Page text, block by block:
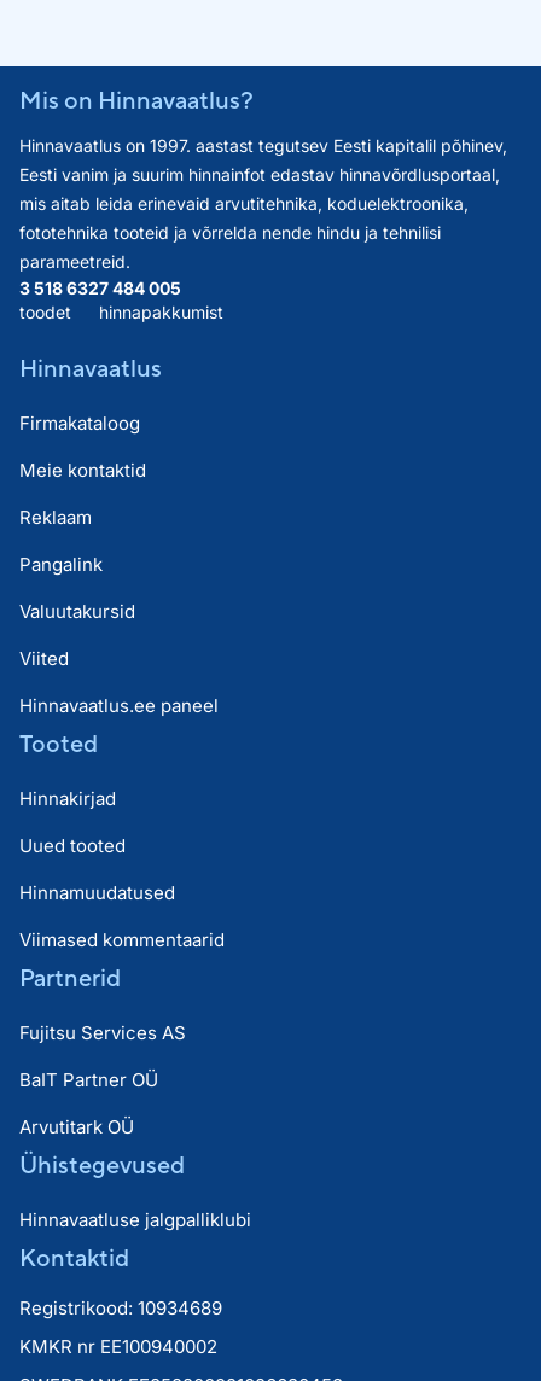
Mis on Hinnavaatlus?
Hinnavaatlus on 1997. aastast tegutsev Eesti kapitalil põhinev,
Eesti vanim ja suurim hinnainfot edastav hinnavõrdlusportaal,
mis aitab leida erinevaid arvutitehnika, koduelektroonika,
fototehnika tooteid ja võrrelda nende hindu ja tehnilisi
parameetreid.
3 518 632
toodet
7 484 005
hinnapakkumist
Hinnavaatlus
Firmakataloog
Meie kontaktid
Reklaam
Pangalink
Valuutakursid
Viited
Hinnavaatlus.ee paneel
Tooted
Hinnakirjad
Uued tooted
Hinnamuudatused
Viimased kommentaarid
Partnerid
Fujitsu Services AS
BaIT Partner OÜ
Arvutitark OÜ
Ühistegevused
Hinnavaatluse jalgpalliklubi
Kontaktid
Registrikood: 10934689
KMKR nr EE100940002